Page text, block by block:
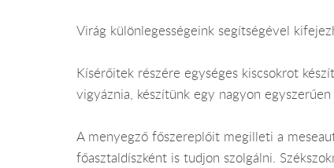
Virág különlegességeink segítségével
Kísérőitek részére egységes kiscsokrot
vigyáznia, készítünk egy nagyon
A menyegző főszereplőit megilleti a
főasztaldíszként is tudjon szolgálni.